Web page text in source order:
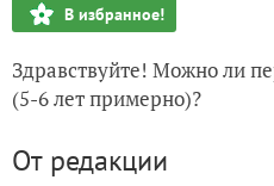
В избранное!
Здравствуйте! Можно ли
(5-6 лет примерно)?
От редакции